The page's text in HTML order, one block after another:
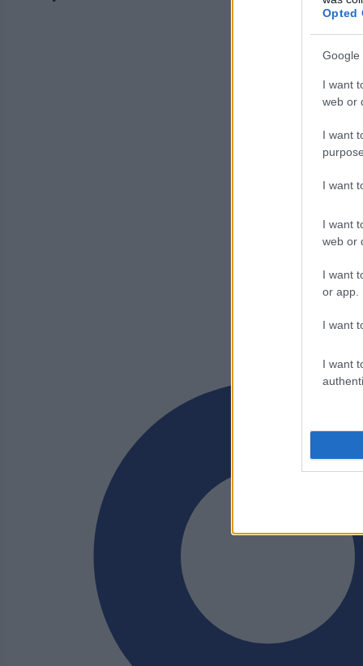
Opted
Google
I want
web or
I want
I want
I want
web or
I want
or app.
I want
I want